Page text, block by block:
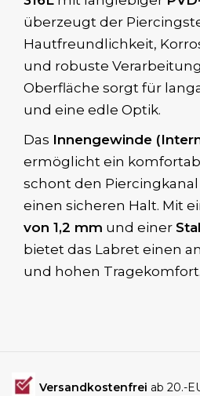
überzeugt der
Hautfreundlichkeit,
und robuste
Oberfläche sorgt für
und eine edle Optik.
Das Innengewinde
ermöglicht ein
schont den
einen sicheren Halt. Mit
von 1,2 mm und einer
bietet das Labret einen
und hohen Tragekomfort.
Versandkostenfrei ab 20.-